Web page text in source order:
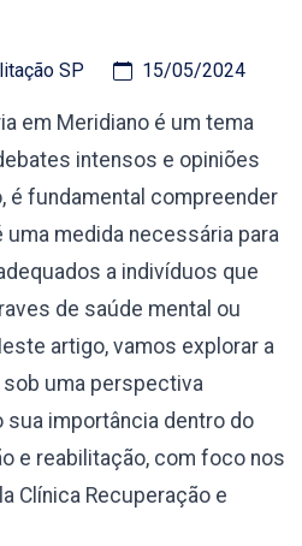
SP 15/05/2024
em Meridiano é um tema
intensos e opiniões
é fundamental compreender
medida necessária para
a indivíduos que
de saúde mental ou
artigo, vamos explorar a
uma perspectiva
sua importância dentro do
e reabilitação, com foco nos
Clínica Recuperação e